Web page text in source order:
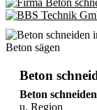
Beton
Beton
u. Region